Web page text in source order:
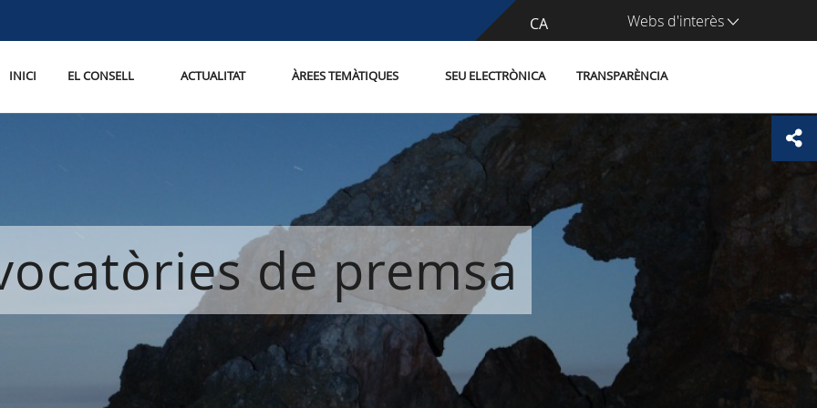
CA
ES Webs d'interès
INICI EL CONSELL ACTUALITAT ÀREES TEMÀTIQUES SEU ELECTRÒNICA TRANSPARÈNCIA
de premsa